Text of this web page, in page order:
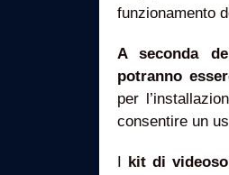
funzionamento
A seconda
potranno
per
consentire un
I kit di